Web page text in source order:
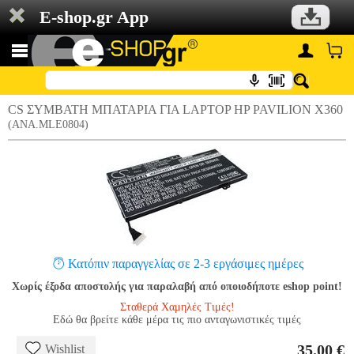
E-shop.gr App
CS ΣΥΜΒΑΤΗ ΜΠΑΤΑΡΙΑ ΓΙΑ LAPTOP HP PAVILION X360
(ANA.MLE0804)
Κατόπιν παραγγελίας σε 2-3 εργάσιμες ημέρες
Χωρίς έξοδα αποστολής για παραλαβή από οποιοδήποτε eshop point!
Σταθερά Χαμηλές Τιμές!
Εδώ θα βρείτε κάθε μέρα τις πιο ανταγωνιστικές τιμές
Wishlist 35.00 €